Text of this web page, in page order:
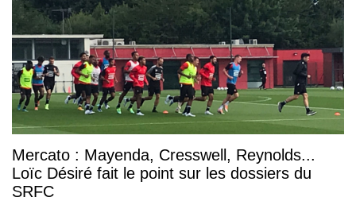
Mercato : Mayenda, Cresswell, Reynolds...
Loïc Désiré fait le point sur les dossiers du
SRFC